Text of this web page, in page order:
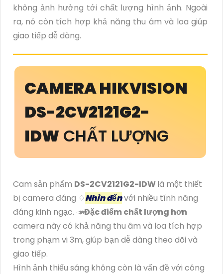
không ảnh hưởng tới chất lượng hình ảnh. Ngoài
ra, nó còn tích hợp khả năng thu âm và loa giúp
giao tiếp dễ dàng.
CAMERA HIKVISION
DS-2CV2121G2-
IDW CHẤT LƯỢNG
Cam sản phẩm DS-2CV2121G2-IDWlà một thiết
bị camera đáng ♢Nhìn đếnvới nhiều tính năng
đáng kinh ngạc. 📣Đặc điểm chất lượng hơn
camera này có khả năng thu âm và loa tích hợp
trong phạm vi 3m, giúp bạn dễ dàng theo dõi và
giao tiếp.
Hình ảnh thiếu sáng không còn là vấn đề với công